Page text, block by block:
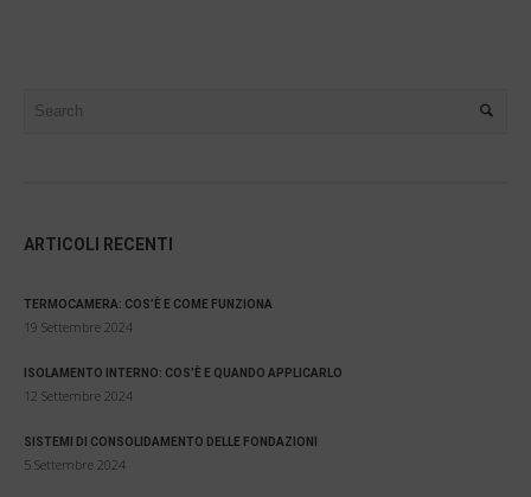
ARTICOLI RECENTI
TERMOCAMERA: COS’È E COME FUNZIONA
19 Settembre 2024
ISOLAMENTO INTERNO: COS’È E QUANDO APPLICARLO
12 Settembre 2024
SISTEMI DI CONSOLIDAMENTO DELLE FONDAZIONI
5 Settembre 2024